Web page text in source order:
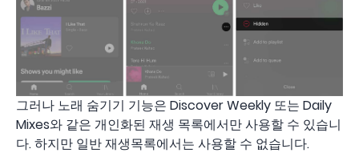
그러나 노래 숨기기 기능은 Discover Weekly 또는 Daily
Mixes와 같은 개인화된 재생 목록에서만 사용할 수 있습니
다. 하지만 일반 재생목록에서는 사용할 수 없습니다.